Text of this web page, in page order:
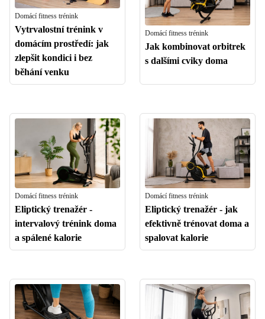
Domácí fitness trénink
Vytrvalostní trénink v
domácím prostředí: jak
zlepšit kondici i bez
běhání venku
Domácí fitness trénink
Jak kombinovat orbitrek
s dalšími cviky doma
Domácí fitness trénink
Eliptický trenažér -
intervalový trénink doma
a spálené kalorie
Domácí fitness trénink
Eliptický trenažér - jak
efektivně trénovat doma a
spalovat kalorie